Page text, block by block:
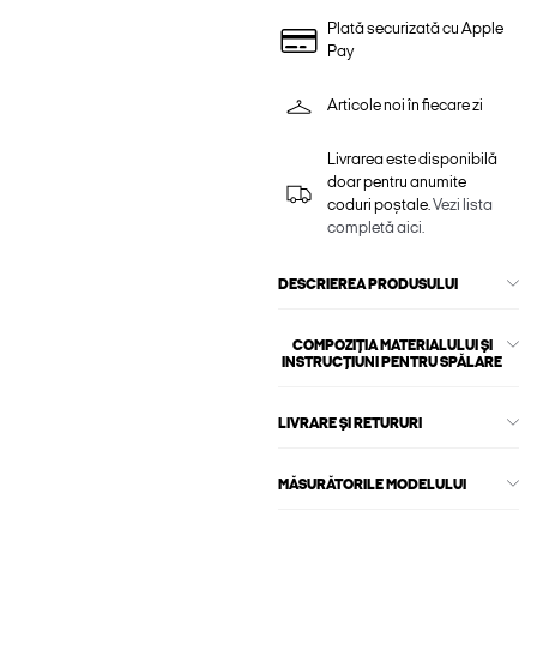
Plată securizată cu Apple
Pay
Articole noi în fiecare zi
Livrarea este disponibilă
doar pentru anumite
coduri poștale.Vezi lista
completă aici.
DESCRIEREA PRODUSULUI
COMPOZIȚIA MATERIALULUI ȘI
INSTRUCȚIUNI PENTRU SPĂLARE
LIVRARE ȘI RETURURI
MĂSURĂTORILE MODELULUI